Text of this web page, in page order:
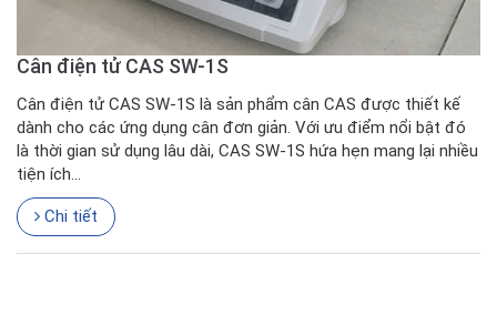
Cân điện tử CAS SW-1S
Cân điện tử CAS SW-1S là sản phẩm cân CAS được thiết kế
dành cho các ứng dụng cân đơn giản. Với ưu điểm nổi bật đó
là thời gian sử dụng lâu dài, CAS SW-1S hứa hẹn mang lại nhiều
tiện ích...
Chi tiết